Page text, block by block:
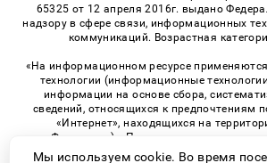
65325 от 12 апреля 2016г. выдано
надзору в сфере связи, информационных
коммуникаций. Возрастная
«На информационном ресурсе
технологии (информационные
информации на основе сбора,
сведений, относящихся к предпочтениям
«Интернет», находящихся на
Федерации)». Правила применения
технологий в виджетах рекламно-обменной
Мы используем cookie. Во время